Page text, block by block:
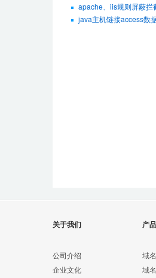
apache、iis规则屏蔽拦
java主机链接access数
关于我们
公司介绍
企业文化
产
域
域